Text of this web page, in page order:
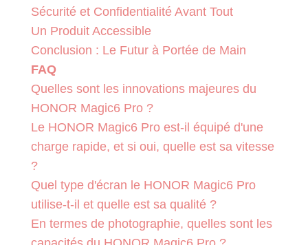
Sécurité et Confidentialité Avant Tout
Un Produit Accessible
Conclusion : Le Futur à Portée de Main
FAQ
Quelles sont les innovations majeures du
HONOR Magic6 Pro ?
Le HONOR Magic6 Pro est-il équipé d'une
charge rapide, et si oui, quelle est sa vitesse
?
Quel type d'écran le HONOR Magic6 Pro
utilise-t-il et quelle est sa qualité ?
En termes de photographie, quelles sont les